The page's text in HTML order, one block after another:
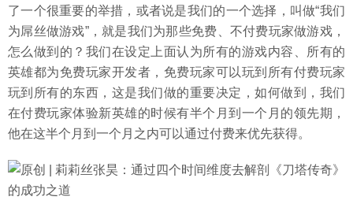
了一个很重要的举措，或者说是我们的一个选择，叫做“我们
为屌丝做游戏”，就是我们为那些免费、不付费玩家做游戏，
怎么做到的？我们在设定上面认为所有的游戏内容、所有的
英雄都为免费玩家开发者，免费玩家可以玩到所有付费玩家
玩到所有的东西，这是我们做的重要决定，如何做到，我们
在付费玩家体验新英雄的时候有半个月到一个月的领先期，
他在这半个月到一个月之内可以通过付费来优先获得。